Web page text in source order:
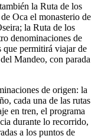
la Ruta de los
Oca el monasterio de
la Ruta de los
denominaciones de
que permitirá viajar de
Mandeo, con parada
de origen: la
cada una de las rutas
en tren, el programa
durante lo recorrido,
a los puntos de